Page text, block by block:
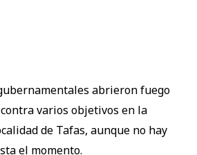
abrieron fuego
varios objetivos en la
de Tafas, aunque no hay
el momento.